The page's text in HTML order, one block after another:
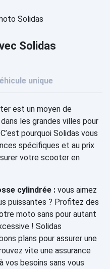
Solidas
unique
est un moyen de
les grandes villes pour
pourquoi Solidas vous
spécifiques et au prix
votre scooter en
cylindrée : vous aimez
puissantes ? Profitez des
moto sans pour autant
! Solidas
plans pour assurer une
vite une assurance
vos besoins sans vous